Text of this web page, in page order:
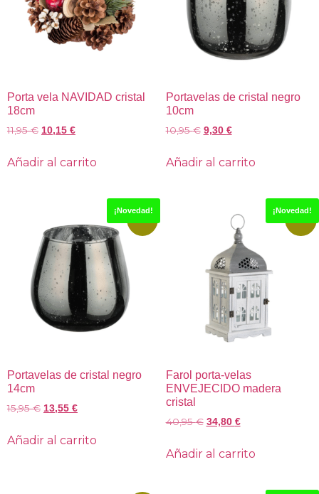
Porta vela NAVIDAD cristal
18cm
11,95€ 10,15 €
Añadir al carrito
Portavelas de cristal negro
10cm
10,95€ 9,30 €
Añadir al carrito
¡Novedad!
Portavelas de cristal negro
14cm
15,95€ 13,55 €
Añadir al carrito
¡Novedad!
Farol porta-velas
ENVEJECIDO madera
cristal
40,95€ 34,80 €
Añadir al carrito